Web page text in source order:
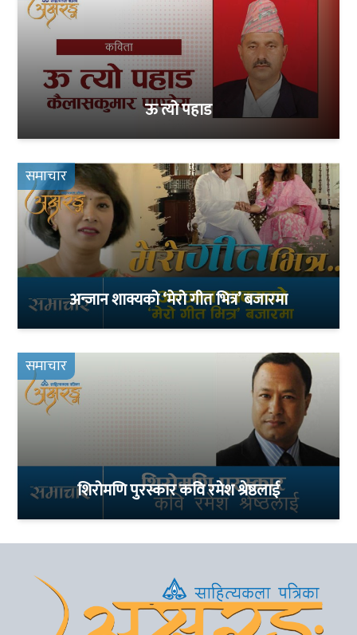
ऊ त्यो पहाड
समाचार
अन्जान शाक्यको ‘मेरो गीत भित्र’ बजारमा
समाचार
शिरोमणि पुरस्कार कवि रमेश श्रेष्ठलाई